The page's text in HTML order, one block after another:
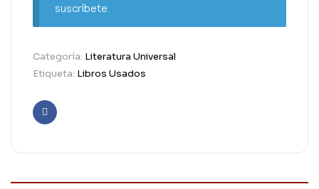
suscríbete.
Categoría: Literatura Universal
Etiqueta: Libros Usados
Facebook